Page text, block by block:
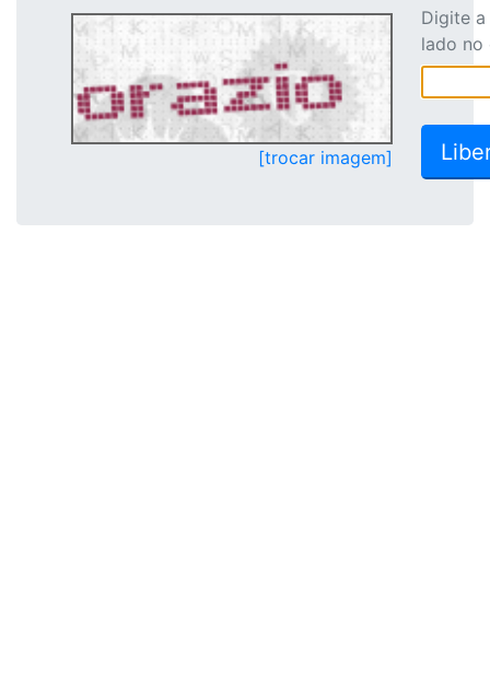
[trocar imagem]
Digite
lado no